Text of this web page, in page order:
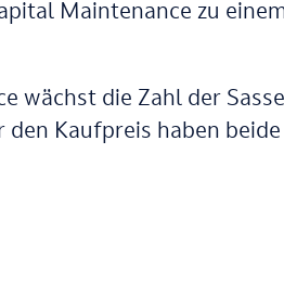
Maintenance zu
wächst die Zahl der
Kaufpreis haben